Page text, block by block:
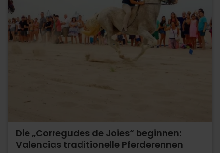
Die „Corregudes de Joies“ beginnen:
Valencias traditionelle Pferderennen